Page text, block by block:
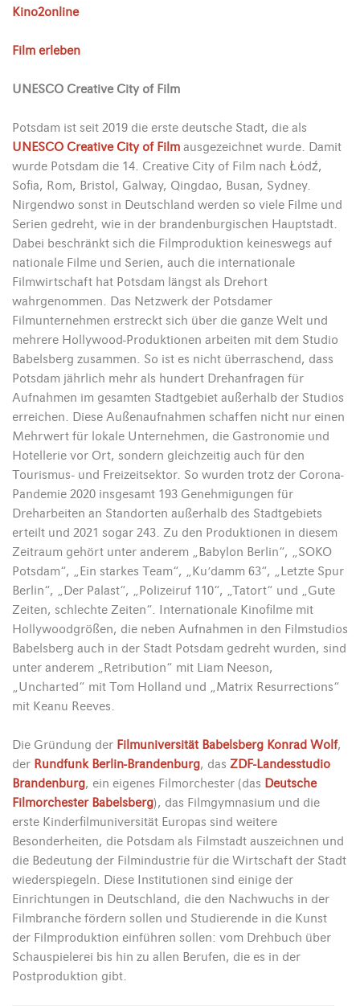
Kino2online
Film erleben
UNESCO Creative City of Film
Potsdam ist seit 2019 die erste deutsche Stadt, die als
UNESCO Creative City of Film ausgezeichnet wurde. Damit
wurde Potsdam die 14. Creative City of Film nach Łódź,
Sofia, Rom, Bristol, Galway, Qingdao, Busan, Sydney.
Nirgendwo sonst in Deutschland werden so viele Filme und
Serien gedreht, wie in der brandenburgischen Hauptstadt.
Dabei beschränkt sich die Filmproduktion keineswegs auf
nationale Filme und Serien, auch die internationale
Filmwirtschaft hat Potsdam längst als Drehort
wahrgenommen. Das Netzwerk der Potsdamer
Filmunternehmen erstreckt sich über die ganze Welt und
mehrere Hollywood-Produktionen arbeiten mit dem Studio
Babelsberg zusammen. So ist es nicht überraschend, dass
Potsdam jährlich mehr als hundert Drehanfragen für
Aufnahmen im gesamten Stadtgebiet außerhalb der Studios
erreichen. Diese Außenaufnahmen schaffen nicht nur einen
Mehrwert für lokale Unternehmen, die Gastronomie und
Hotellerie vor Ort, sondern gleichzeitig auch für den
Tourismus- und Freizeitsektor. So wurden trotz der Corona-
Pandemie 2020 insgesamt 193 Genehmigungen für
Dreharbeiten an Standorten außerhalb des Stadtgebiets
erteilt und 2021 sogar 243. Zu den Produktionen in diesem
Zeitraum gehört unter anderem „Babylon Berlin“, „SOKO
Potsdam“, „Ein starkes Team“, „Ku’damm 63“, „Letzte Spur
Berlin“, „Der Palast“, „Polizeiruf 110“, „Tatort“ und „Gute
Zeiten, schlechte Zeiten“. Internationale Kinofilme mit
Hollywoodgrößen, die neben Aufnahmen in den Filmstudios
Babelsberg auch in der Stadt Potsdam gedreht wurden, sind
unter anderem „Retribution“ mit Liam Neeson,
„Uncharted“ mit Tom Holland und „Matrix Resurrections“
mit Keanu Reeves.
Die Gründung der Filmuniversität Babelsberg Konrad Wolf,
der Rundfunk Berlin-Brandenburg, das ZDF-Landesstudio
Brandenburg, ein eigenes Filmorchester (das Deutsche
Filmorchester Babelsberg), das Filmgymnasium und die
erste Kinderfilmuniversität Europas sind weitere
Besonderheiten, die Potsdam als Filmstadt auszeichnen und
die Bedeutung der Filmindustrie für die Wirtschaft der Stadt
wiederspiegeln. Diese Institutionen sind einige der
Einrichtungen in Deutschland, die den Nachwuchs in der
Filmbranche fördern sollen und Studierende in die Kunst
der Filmproduktion einführen sollen: vom Drehbuch über
Schauspielerei bis hin zu allen Berufen, die es in der
Postproduktion gibt.